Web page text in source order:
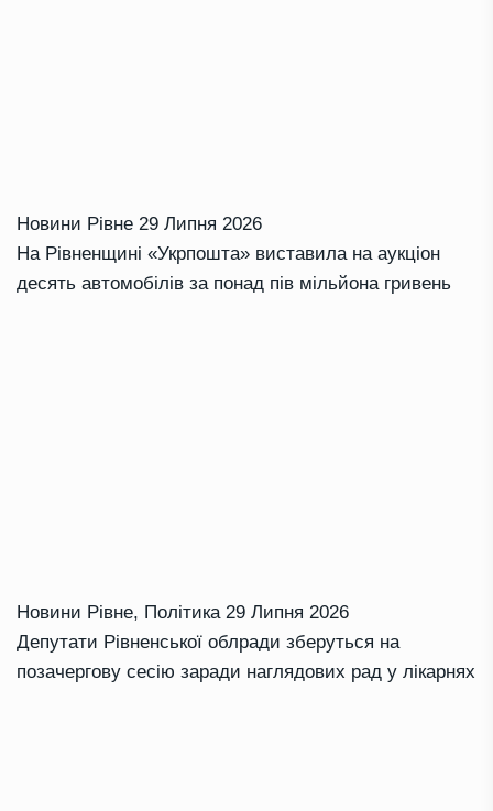
Новини Рівне 29 Липня 2026
На Рівненщині «Укрпошта» виставила на аукціон
десять автомобілів за понад пів мільйона гривень
Новини Рівне, Політика 29 Липня 2026
Депутати Рівненської облради зберуться на
позачергову сесію заради наглядових рад у лікарнях